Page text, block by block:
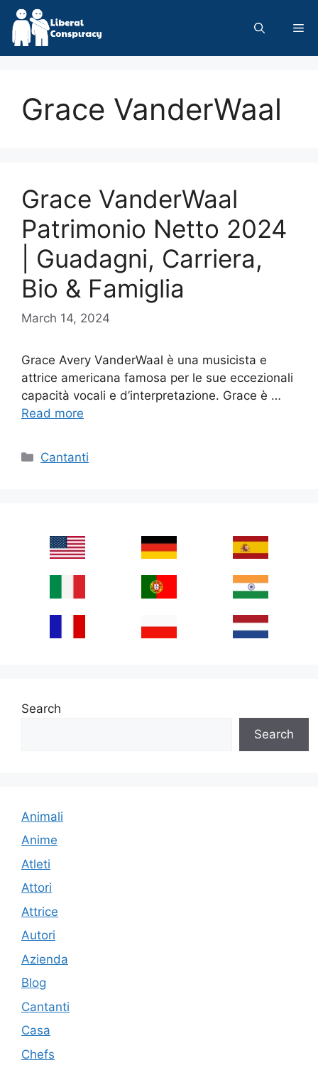
Skip
content
Grace VanderWaal
Grace VanderWaal
Patrimonio Netto 2024
| Guadagni, Carriera,
Bio & Famiglia
March 14, 2024
Grace Avery VanderWaal è una musicista e
attrice americana famosa per le sue eccezionali
capacità vocali e d’interpretazione. Grace è …
Read more
Categories
Cantanti
Search
Search
Animali
Anime
Atleti
Attori
Attrice
Autori
Azienda
Blog
Cantanti
Casa
Chefs